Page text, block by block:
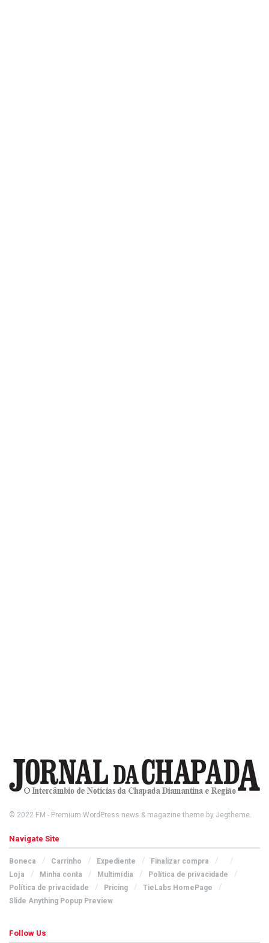
© 2022 FM - Premium WordPress news & magazine theme by Jegtheme.
Navigate Site
Boneca Carrinho Expediente
Finalizar compra
Loja
Minha conta Multimídia
Política de privacidade
Política de privacidade
Pricing
TieLabs HomePage
Slide Anything Popup Preview
Follow Us